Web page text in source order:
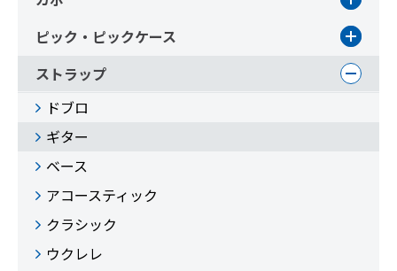
ピック・ピックケース
ストラップ
ドブロ
ギター
ベース
アコースティック
クラシック
ウクレレ